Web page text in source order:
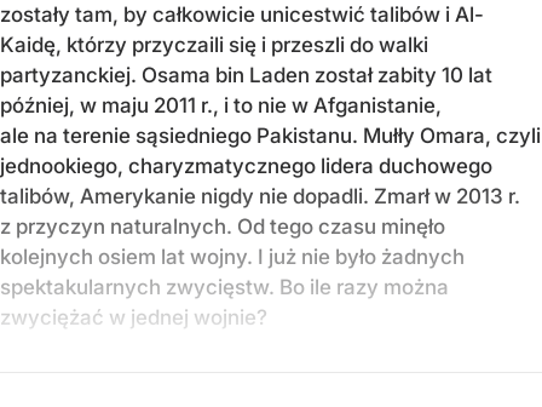
zostały tam, by całkowicie unicestwić talibów i Al-
Kaidę, którzy przyczaili się i przeszli do walki
partyzanckiej. Osama bin Laden został zabity 10 lat
później, w maju 2011 r., i to nie w Afganistanie,
ale na terenie sąsiedniego Pakistanu. Mułły Omara, czyli
jednookiego, charyzmatycznego lidera duchowego
talibów, Amerykanie nigdy nie dopadli. Zmarł w 2013 r.
z przyczyn naturalnych. Od tego czasu minęło
kolejnych osiem lat wojny. I już nie było żadnych
spektakularnych zwycięstw. Bo ile razy można
zwyciężać w jednej wojnie?